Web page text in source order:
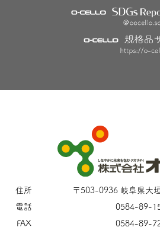
住所
〒503-0936 岐阜県大
電話
0584-89-
FAX
0584-89-